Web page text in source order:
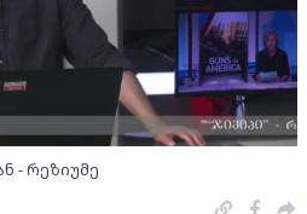
- რეზიუმე